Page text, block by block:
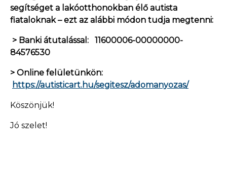
segítséget a lakóotthonokban élő autista
fiataloknak – ezt az alábbi módon tudja megtenni:
> Banki átutalással: 11600006-00000000-
84576530
> Online felületünkön:
https://autisticart.hu/segitesz/adomanyozas/
Köszönjük!
Jó szelet!